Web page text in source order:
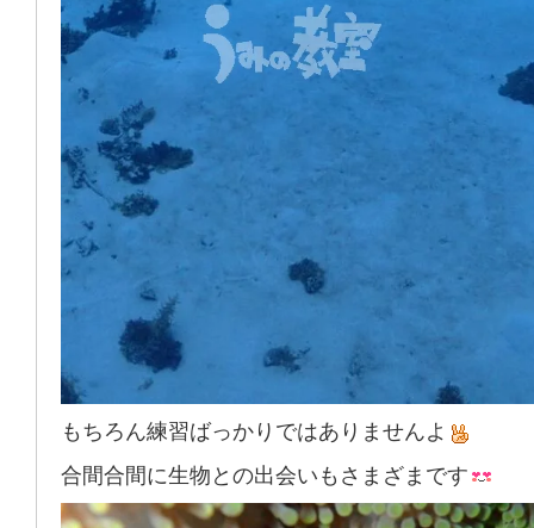
もちろん練習ばっかりではありませんよ
合間合間に生物との出会いもさまざまです